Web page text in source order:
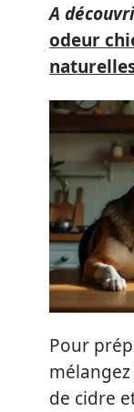
A
odeur
Pour
de cidre